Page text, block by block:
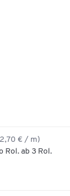
€ / m)
Rol. ab 3 Rol.